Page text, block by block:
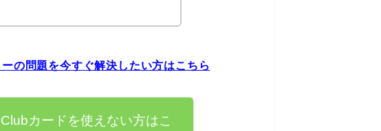
の問題を今すぐ解決したい方はこちら
カードを使えない方はこ